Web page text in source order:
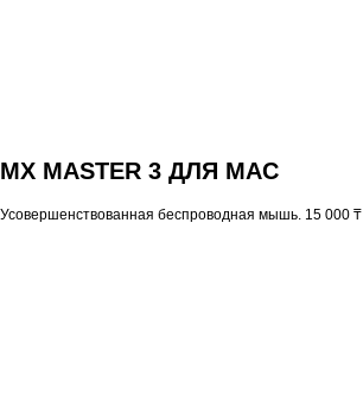
MX MASTER 3 ДЛЯ MAC
Усовершенствованная беспроводная мышь. 15 000 ₸